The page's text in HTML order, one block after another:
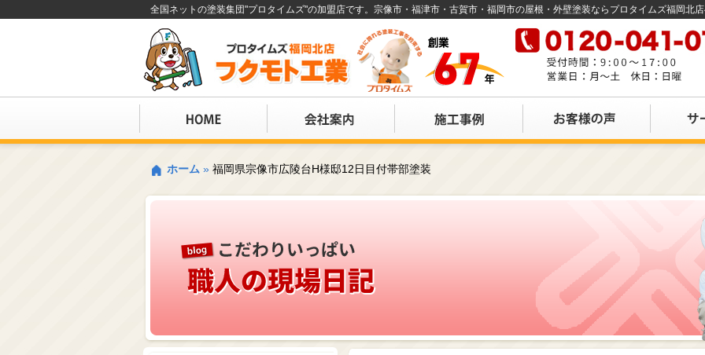
全国ネットの塗装集団"プロタイムズ"の加盟店です。宗像市・福津市・古賀市・福岡市の屋根・外壁塗装ならプロタイムズ福岡北
ホーム » 福岡県宗像市広陵台H様邸12日目付帯部塗装